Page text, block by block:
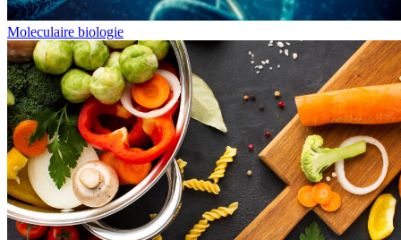
Moleculaire biologie